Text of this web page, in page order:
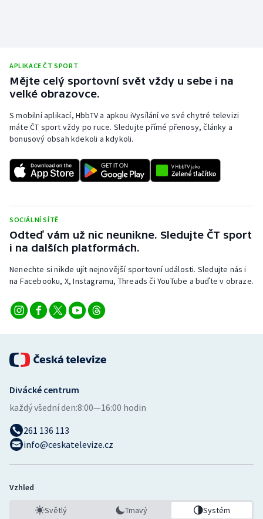
APLIKACE ČT SPORT
Mějte celý sportovní svět vždy u sebe i na
velké obrazovce.
S mobilní aplikací, HbbTV a apkou iVysílání ve své chytré televizi
máte ČT sport vždy po ruce. Sledujte přímé přenosy, články a
bonusový obsah kdekoli a kdykoli.
SOCIÁLNÍ SÍTĚ
Odteď vám už nic neunikne. Sledujte ČT sport
i na dalších platformách.
Nenechte si nikde ujít nejnovější sportovní události. Sledujte nás i
na Facebooku, X, Instagramu, Threads či YouTube a buďte v obraze.
Divácké centrum
každý všední den:8:00—16:00 hodin
261 136 113
info@ceskatelevize.cz
Vzhled
Světlý Tmavý Systém